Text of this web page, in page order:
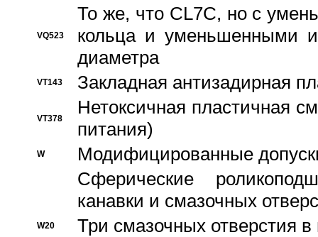
VQ523
То же, что CL7C, но с
кольца и уменьшенными
диаметра
VT143 Закладная антизадирная
VT378
Нетоксичная пластичная
питания)
W
Модифицированные
Сферические
канавки и смазочных
W20 Три смазочных отверстия